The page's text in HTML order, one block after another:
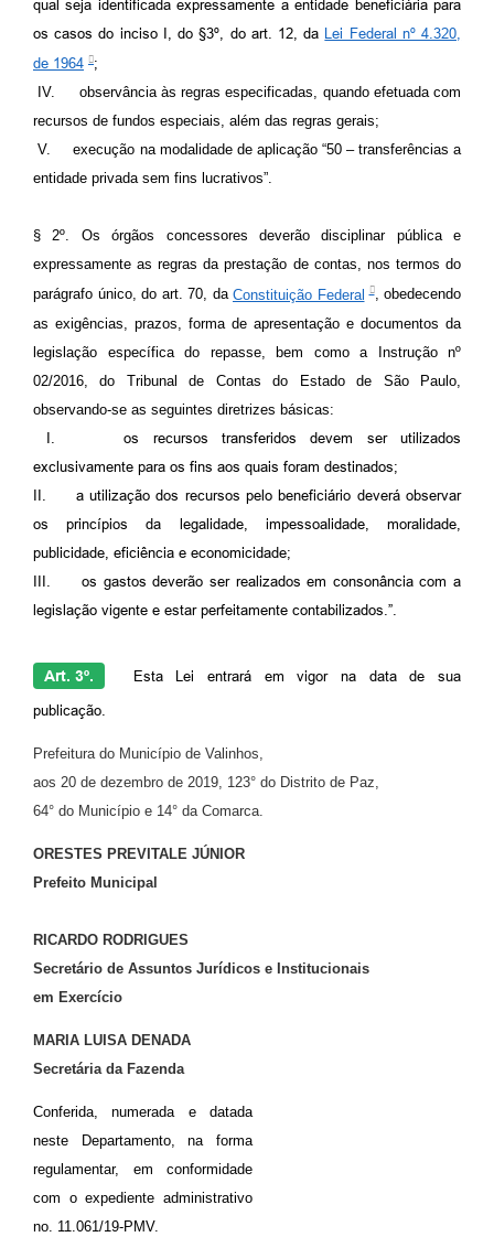
qual seja identificada expressamente a entidade beneficiária para
oscasos do inciso I, do §3º, do art. 12, da Lei Federal nº 4.320,
de 1964
;
IV.
observância às regras especificadas, quando efetuada com
recursos de fundos especiais, além das regras gerais;
V.
execução na modalidade de aplicação “50 – transferências a
entidade privada sem fins lucrativos”.
§ 2º. Os órgãos concessores deverão disciplinar pública e
expressamente as regras da prestação de contas, nos termos do
parágrafo único, do art. 70, da Constituição Federal
, obedecendo
as exigências, prazos, forma de apresentação e documentos da
legislação específica do repasse, bem como a Instrução nº
02/2016, do Tribunal de Contas do Estado de São Paulo,
observando-se as seguintes diretrizes básicas:
I.
os recursos transferidos devem ser utilizados
exclusivamente para os fins aos quais foram destinados;
II.
a utilização dos recursos pelo beneficiário deverá observar
os princípios da legalidade, impessoalidade, moralidade,
publicidade, eficiência e economicidade;
III.
os gastos deverão ser realizados em consonância com a
legislação vigente e estar perfeitamente contabilizados.”.
Art. 3º. Esta Lei entrará em vigor na data de sua
publicação.
Prefeitura do Município de Valinhos,
aos 20 de dezembro de 2019, 123° do Distrito de Paz,
64° do Município e 14° da Comarca.
ORESTES PREVITALE JÚNIOR
Prefeito Municipal
RICARDO RODRIGUES
Secretário de Assuntos Jurídicos e Institucionais
em Exercício
MARIA LUISA DENADA
Secretária da Fazenda
Conferida, numerada e datada
neste Departamento, na forma
regulamentar, em conformidade
com o expediente administrativo
no. 11.061/19-PMV.